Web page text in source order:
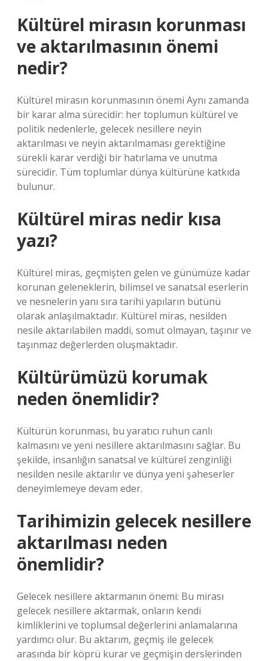
Kültürel mirasın korunması
ve aktarılmasının önemi
nedir?
Kültürel mirasın korunmasının önemi Aynı zamanda
bir karar alma sürecidir: her toplumun kültürel ve
politik nedenlerle, gelecek nesillere neyin
aktarılması ve neyin aktarılmaması gerektiğine
sürekli karar verdiği bir hatırlama ve unutma
sürecidir. Tüm toplumlar dünya kültürüne katkıda
bulunur.
Kültürel miras nedir kısa
yazı?
Kültürel miras, geçmişten gelen ve günümüze kadar
korunan geleneklerin, bilimsel ve sanatsal eserlerin
ve nesnelerin yanı sıra tarihi yapıların bütünü
olarak anlaşılmaktadır. Kültürel miras, nesilden
nesile aktarılabilen maddi, somut olmayan, taşınır ve
taşınmaz değerlerden oluşmaktadır.
Kültürümüzü korumak
neden önemlidir?
Kültürün korunması, bu yaratıcı ruhun canlı
kalmasını ve yeni nesillere aktarılmasını sağlar. Bu
şekilde, insanlığın sanatsal ve kültürel zenginliği
nesilden nesile aktarılır ve dünya yeni şaheserler
deneyimlemeye devam eder.
Tarihimizin gelecek nesillere
aktarılması neden
önemlidir?
Gelecek nesillere aktarmanın önemi: Bu mirası
gelecek nesillere aktarmak, onların kendi
kimliklerini ve toplumsal değerlerini anlamalarına
yardımcı olur. Bu aktarım, geçmiş ile gelecek
arasında bir köprü kurar ve geçmişin derslerinden